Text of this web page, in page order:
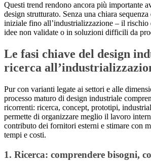
Questi trend rendono ancora più importante
design strutturato. Senza una chiara
iniziale fino all’industrializzazione – il rischio
idee non validate o in soluzioni difficili da
Le fasi chiave del design
ricerca
Pur con varianti legate ai settori e alle
processo maturo di design industriale
ricorrenti: ricerca, concept, prototipi,
permette di organizzare meglio il lavoro
contributo dei fornitori esterni e stimare con
tempi e costi.
1. Ricerca: comprendere bisogni,